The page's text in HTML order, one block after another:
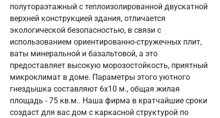
полутораэтажный с теплоизолированной двускатной
верхней конструкцией здания, отличается
экологической безопасностью, в связи с
использованием ориентированно-стружечных плит,
ваты минеральной и базальтовой, а это
предоставляет высокую морозостойкость, приятный
микроклимат в доме. Параметры этого уютного
гнездышка составляют 6х10 м., общая жилая
площадь - 75 кв.м.. Наша фирма в кратчайшие сроки
создаст для вас дом с каркасной структурой по